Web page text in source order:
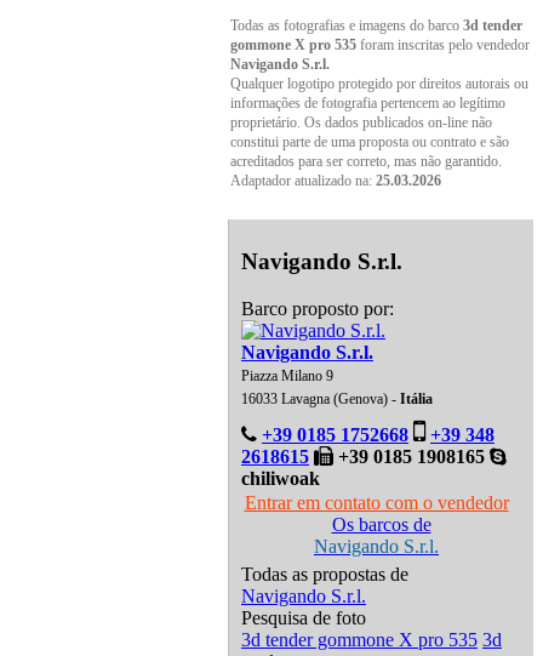
Todas as fotografias e imagens do barco 3d tender
gommone X pro 535 foram inscritas pelo vendedor
Navigando S.r.l.
Qualquer logotipo protegido por direitos autorais ou
informações de fotografia pertencem ao legítimo
proprietário. Os dados publicados on-line não
constitui parte de uma proposta ou contrato e são
acreditados para ser correto, mas não garantido.
Adaptador atualizado na: 25.03.2026
Navigando S.r.l.
Barco proposto por:
Navigando S.r.l.
Piazza Milano 9
16033 Lavagna (Genova) - Itália
+39 0185 1752668
+39 348
2618615
+39 0185 1908165
chiliwoak
Entrar em contato com o vendedor
Os barcos de
Navigando S.r.l.
Todas as propostas de
Navigando S.r.l.
Pesquisa de foto
3d tender gommone X pro 535 3d